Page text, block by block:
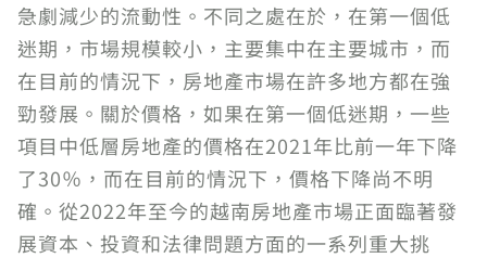
急劇減少的流動性。不同之處在於，在第一個低
迷期，市場規模較小，主要集中在主要城市，而
在目前的情況下，房地產市場在許多地方都在強
勁發展。關於價格，如果在第一個低迷期，一些
項目中低層房地產的價格在2021年比前一年下降
了30％，而在目前的情況下，價格下降尚不明
確。從2022年至今的越南房地產市場正面臨著發
展資本、投資和法律問題方面的一系列重大挑